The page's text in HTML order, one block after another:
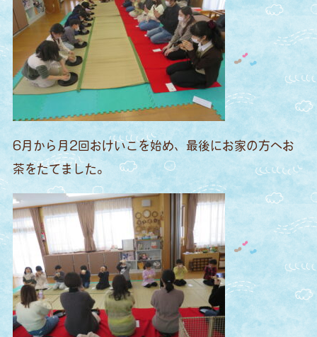
6月から月2回おけいこを始め、最後にお家の方へお
茶をたてました。